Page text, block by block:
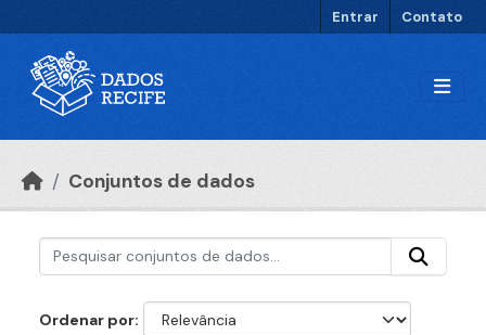
Entrar Contato
Conjuntos de dados
Ordenar por